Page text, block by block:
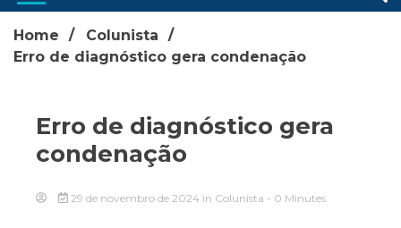
Home
Colunista
Erro de diagnóstico gera condenação
Erro de diagnóstico gera
condenação
29 de novembro de 2024 in Colunista - 0 Minutes